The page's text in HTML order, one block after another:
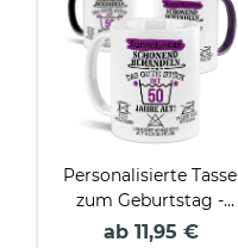
Personalisierte Tasse
zum Geburtstag -
Schonend behandeln
ab 11,95 €